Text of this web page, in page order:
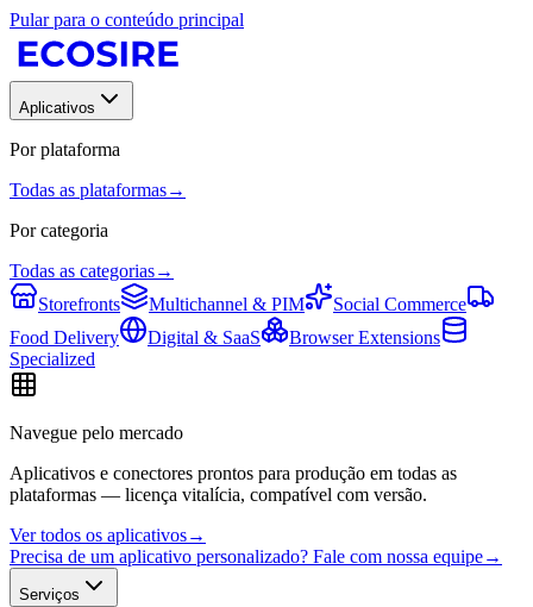
Pular para o conteúdo principal
Aplicativos
Por plataforma
Todas as plataformas→
Por categoria
Todas as categorias→
Storefronts
Multichannel & PIM
Social Commerce
Food Delivery
Digital & SaaS
Browser Extensions
Specialized
Navegue pelo mercado
Aplicativos e conectores prontos para produção em todas as
plataformas — licença vitalícia, compatível com versão.
Ver todos os aplicativos→
Precisa de um aplicativo personalizado? Fale com nossa equipe→
Serviços